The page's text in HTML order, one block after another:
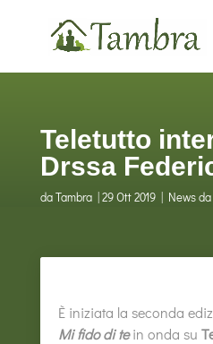
Teletutto
Drssa
daTambra|29 Ott 2019| News
È iniziata la seconda
Mi fido di te in onda su